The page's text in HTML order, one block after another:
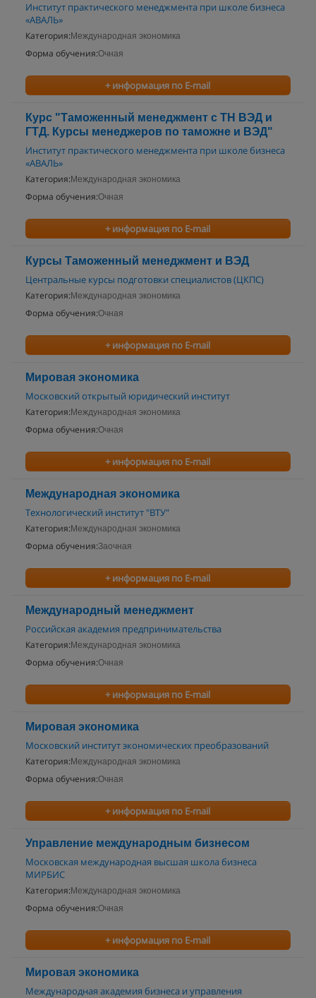
Институт практического менеджмента при школе бизнеса
«АВАЛЬ»
Категория: Международная экономика
Форма обучения:Очная
+ информация по E-mail
Курс "Таможенный менеджмент с ТН ВЭД и
ГТД. Курсы менеджеров по таможне и ВЭД"
Институт практического менеджмента при школе бизнеса
«АВАЛЬ»
Категория: Международная экономика
Форма обучения:Очная
+ информация по E-mail
Курсы Таможенный менеджмент и ВЭД
Центральные курсы подготовки специалистов (ЦКПС)
Категория: Международная экономика
Форма обучения:Очная
+ информация по E-mail
Мировая экономика
Московский открытый юридический институт
Категория: Международная экономика
Форма обучения:Очная
+ информация по E-mail
Международная экономика
Технологический институт "ВТУ"
Категория: Международная экономика
Форма обучения:Заочная
+ информация по E-mail
Международный менеджмент
Российская академия предпринимательства
Категория: Международная экономика
Форма обучения:Очная
+ информация по E-mail
Мировая экономика
Московский институт экономических преобразований
Категория: Международная экономика
Форма обучения:Очная
+ информация по E-mail
Управление международным бизнесом
Московская международная высшая школа бизнеса
МИРБИС
Категория: Международная экономика
Форма обучения:Очная
+ информация по E-mail
Мировая экономика
Международная академия бизнеса и управления